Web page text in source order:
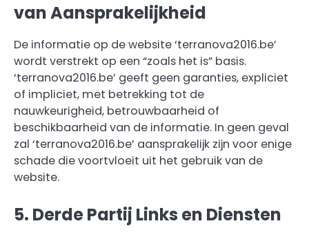
van Aansprakelijkheid
De informatie op de website ‘terranova2016.be’
wordt verstrekt op een “zoals het is” basis.
‘terranova2016.be’ geeft geen garanties, expliciet
of impliciet, met betrekking tot de
nauwkeurigheid, betrouwbaarheid of
beschikbaarheid van de informatie. In geen geval
zal ‘terranova2016.be’ aansprakelijk zijn voor enige
schade die voortvloeit uit het gebruik van de
website.
5. Derde Partij Links en Diensten